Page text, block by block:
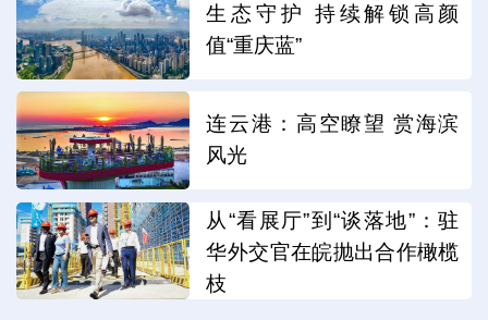
生态守护 持续解锁高颜
值“重庆蓝”
连云港：高空瞭望 赏海滨
风光
从“看展厅”到“谈落地”：驻
华外交官在皖抛出合作橄榄
枝